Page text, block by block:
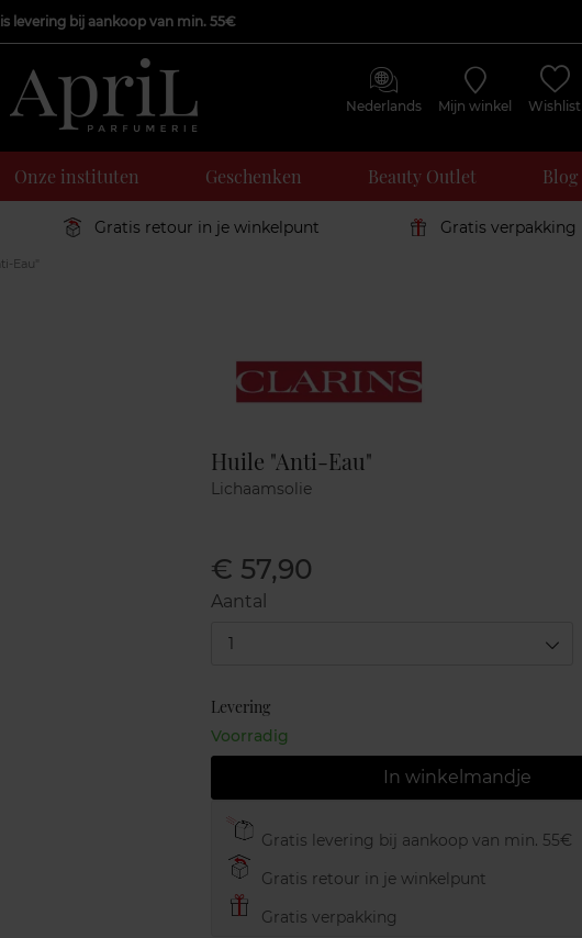
levering bij aankoop van min. 55€
Nederlands Mijn winkel Wishlist
Onze instituten Geschenken Beauty Outlet Blog
Gratis retour in je winkelpunt Gratis verpakking
Eau"
Huile "Anti-Eau"
Lichaamsolie
€ 57,90
Aantal
1
Levering
Voorradig
In winkelmandje
Gratis levering bij aankoop van min. 55€
Gratis retour in je winkelpunt
Gratis verpakking